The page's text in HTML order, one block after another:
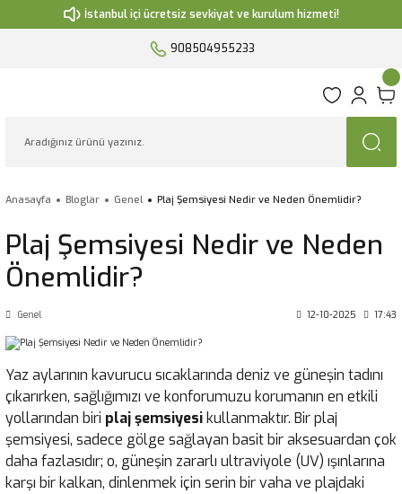
İstanbul içi ücretsiz sevkiyat ve kurulum hizmeti!
908504955233
Anasayfa Bloglar Genel Plaj Şemsiyesi Nedir ve Neden Önemlidir?
Plaj Şemsiyesi Nedir ve Neden
Önemlidir?
Genel 12-10-2025 17:43
Yaz aylarının kavurucu sıcaklarında deniz ve güneşin tadını
çıkarırken, sağlığımızı ve konforumuzu korumanın en etkili
yollarından biri plaj şemsiyesikullanmaktır. Bir plaj
şemsiyesi, sadece gölge sağlayan basit bir aksesuardan çok
daha fazlasıdır; o, güneşin zararlı ultraviyole (UV) ışınlarına
karşı bir kalkan, dinlenmek için serin bir vaha ve plajdaki